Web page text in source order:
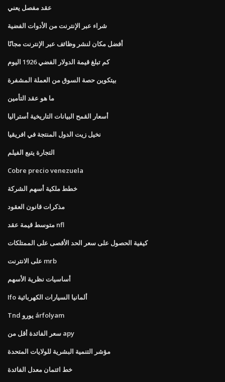
عقد مفصل يعني
شراء عبر الإنترنت من الأدوات الفضية
أفضل مكان لنشر وظائف عبر الإنترنت مجانًا
كم تبلغ قيمة الدولار الفضي 1926 اليوم
بيتكوين حصة السوق من العملة المشفرة
ما هو عقد التأمين
أسعار القمح البيانات التاريخية أستراليا
نخيل زيت الدول المنتجة في افريقيا
التجارة يتبع الفيلم
Cobre precio venezuela
خطط ملكية أسهم الشركة
مذكرات قانون العقود
متوسط ​​قيمة عقد nfl
كيفية الحصول على سعر الحد الأقصى على الممتلكات
على الانترنت mrb
أساسيات نظرية الأسهم
Ifo ألمانيا السيارات الكهربائية
Tnd يورو árfolyam
سعر الفائدة أقل من apy
مؤشر التنمية البشرية للولايات المتحدة
خط ائتمان معدل الفائدة